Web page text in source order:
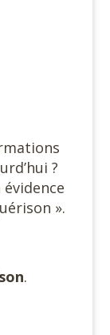
?
».
.